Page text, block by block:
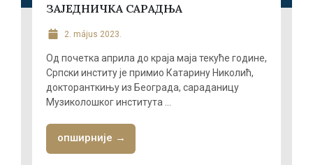
ЗАЈЕДНИЧКА САРАДЊА
2. május 2023.
Од почетка априла до краја маја текуће године,
Српски институ је примио Катарину Николић,
докторанткињу из Београда, сараданицу
Музиколошког института ...
опширније →